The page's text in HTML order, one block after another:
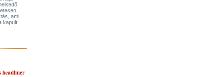
ami
kapuit.
headliner